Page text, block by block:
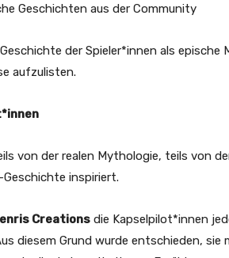
Geschichten aus der Community
der Spieler*innen als
aufzulisten.
von der realen Mythologie, teils von
Geschichte inspiriert.
Creations die Kapselpilot*innen
diesem Grund wurde entschieden, sie